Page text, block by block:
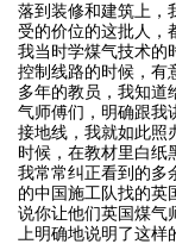
落到装修和建筑上，
受的价位的这批人，
我当时学煤气技术的
控制线路的时候，有
多年的教员，我知道
气师傅们，明确跟我
接地线，我就如此照
时候，在教材里白纸
我常常纠正看到的多
的中国施工队找的英
说你让他们英国煤气
上明确地说明了这样